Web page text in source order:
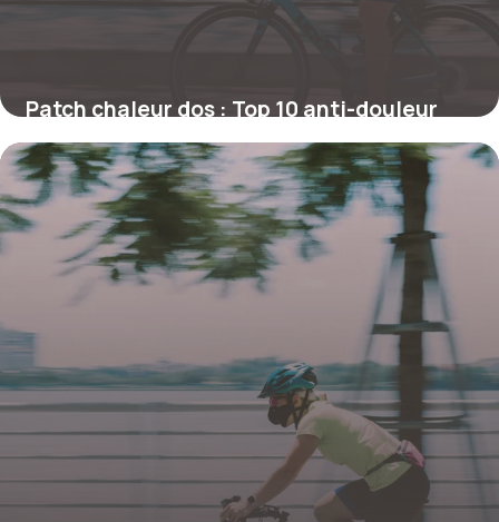
Patch chaleur dos : Top 10 anti-douleur
efficaces
27 juin 2026